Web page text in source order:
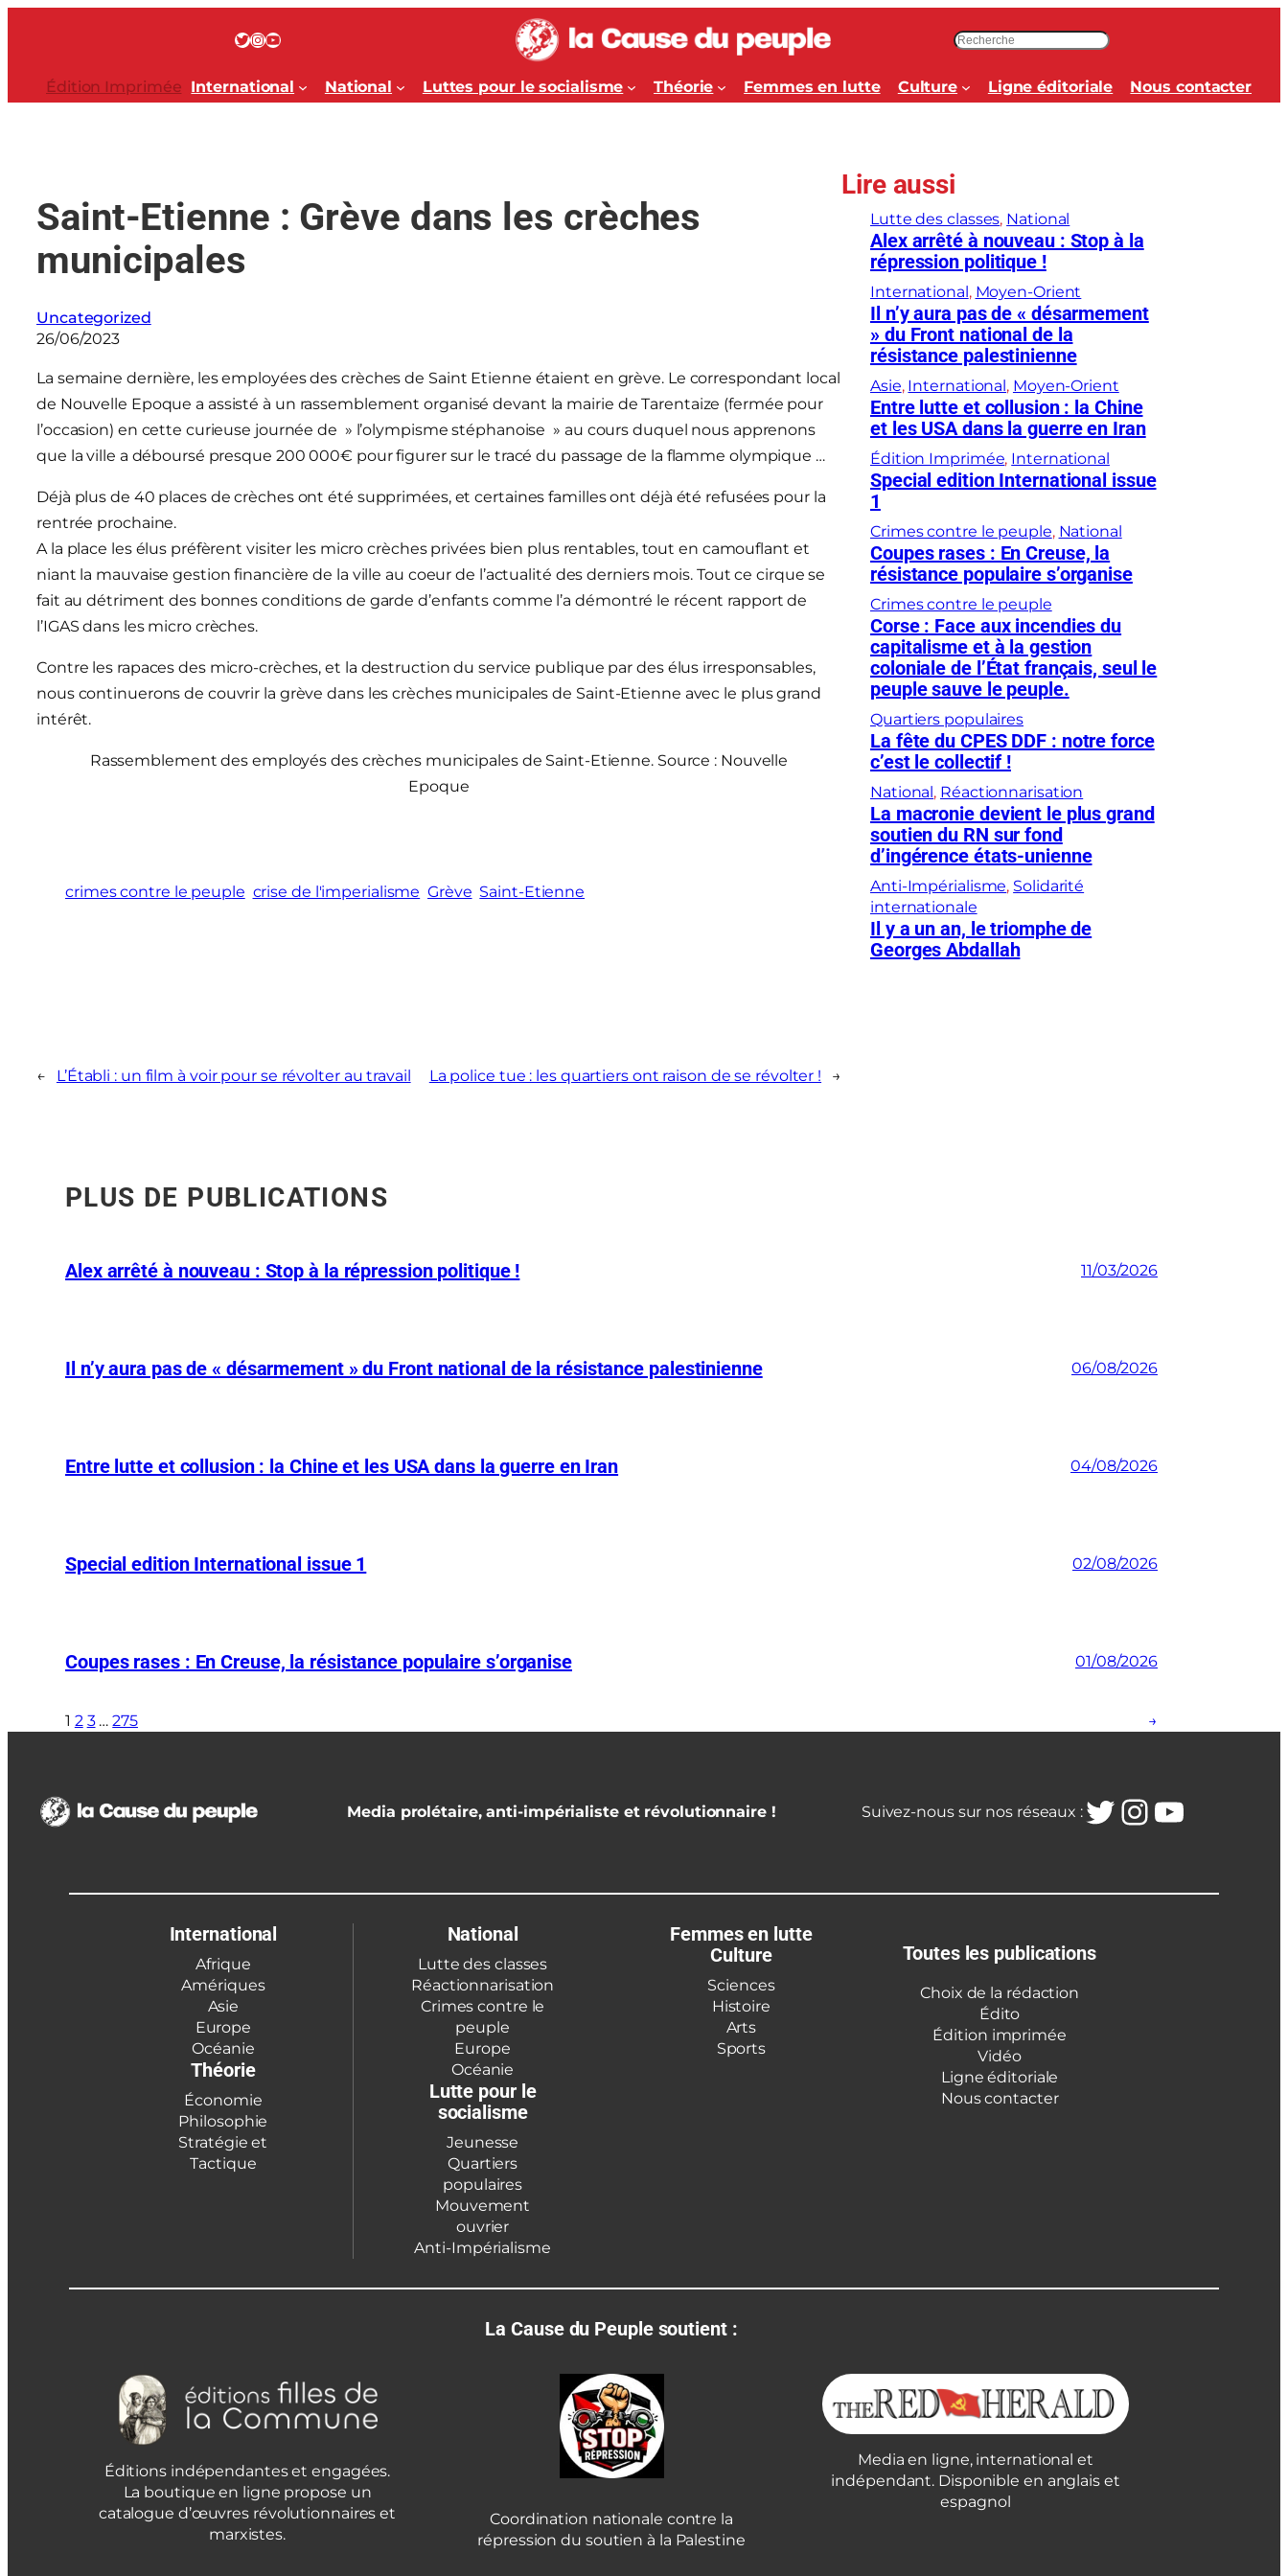
Twitter InstagramYouTube
c
h
h
r
Édition Imprimée International National Luttes pour le socialisme Théorie Femmes en lutte Culture Ligne éditoriale Nous contacter
Saint-Etienne : Grève dans les crèches
municipales
Uncategorized
26/06/2023
La semaine dernière, les employées des crèches de Saint Etienne étaient en grève. Le correspondant local
de Nouvelle Epoque a assisté à un rassemblement organisé devant la mairie de Tarentaize (fermée pour
l’occasion) en cette curieuse journée de » l’olympisme stéphanoise » au cours duquel nous apprenons
que la ville a déboursé presque 200 000€ pour figurer sur le tracé du passage de la flamme olympique …
Déjà plus de 40 places de crèches ont été supprimées, et certaines familles ont déjà été refusées pour la
rentrée prochaine.
A la place les élus préfèrent visiter les micro crèches privées bien plus rentables, tout en camouflant et
niant la mauvaise gestion financière de la ville au coeur de l’actualité des derniers mois. Tout ce cirque se
fait au détriment des bonnes conditions de garde d’enfants comme l’a démontré le récent rapport de
l’IGAS dans les micro crèches.
Contre les rapaces des micro-crèches, et la destruction du service publique par des élus irresponsables,
nous continuerons de couvrir la grève dans les crèches municipales de Saint-Etienne avec le plus grand
intérêt.
Rassemblement des employés des crèches municipales de Saint-Etienne. Source : Nouvelle
Epoque
crimes contre le peuple crise de l'imperialisme Grève Saint-Etienne
← L’Établi : un film à voir pour se révolter au travail La police tue : les quartiers ont raison de se révolter ! →
Lire aussi
Lutte des classes, National
Alex arrêté à nouveau : Stop à la
répression politique !
International, Moyen-Orient
Il n’y aura pas de « désarmement
» du Front national de la
résistance palestinienne
Asie, International, Moyen-Orient
Entre lutte et collusion : la Chine
et les USA dans la guerre en Iran
Édition Imprimée, International
Special edition International issue
1
Crimes contre le peuple, National
Coupes rases : En Creuse, la
résistance populaire s’organise
Crimes contre le peuple
Corse : Face aux incendies du
capitalisme et à la gestion
coloniale de l’État français, seul le
peuple sauve le peuple.
Quartiers populaires
La fête du CPES DDF : notre force
c’est le collectif !
National, Réactionnarisation
La macronie devient le plus grand
soutien du RN sur fond
d’ingérence états-unienne
Anti-Impérialisme, Solidarité
internationale
Il y a un an, le triomphe de
Georges Abdallah
PLUS DE PUBLICATIONS
Alex arrêté à nouveau : Stop à la répression politique ! 11/03/2026
Il n’y aura pas de « désarmement » du Front national de la résistance palestinienne 06/08/2026
Entre lutte et collusion : la Chine et les USA dans la guerre en Iran 04/08/2026
Special edition International issue 1 02/08/2026
Coupes rases : En Creuse, la résistance populaire s’organise 01/08/2026
1 2 3 … 275 →
Media prolétaire, anti-impérialiste et révolutionnaire ! Suivez-nous sur nos réseaux :Twitter
International
Afrique
Amériques
Asie
Europe
Océanie
Théorie
Économie
Philosophie
Stratégie et
Tactique
National
Lutte des classes
Réactionnarisation
Crimes contre le
peuple
Europe
Océanie
Lutte pour le
socialisme
Jeunesse
Quartiers
populaires
Mouvement
ouvrier
Anti-Impérialisme
Femmes en lutte
Culture
Sciences
Histoire
Arts
Sports
Toutes les publications
Choix de la rédaction
Édito
Édition imprimée
Vidéo
Ligne éditoriale
Nous contacter
La Cause du Peuple soutient :
Éditions indépendantes et engagées.
La boutique en ligne propose un
catalogue d’œuvres révolutionnaires et
marxistes.
Coordination nationale contre la
répression du soutien à la Palestine
Media en ligne, international et
indépendant. Disponible en anglais et
espagnol